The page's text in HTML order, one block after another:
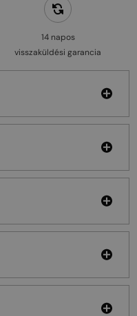
14 napos
visszaküldési garancia